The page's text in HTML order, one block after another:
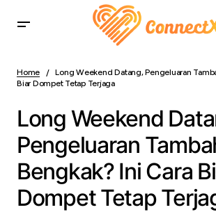
Ini Cara Biar Dompet Tetap Terjaga
Home
Long Weekend Datang, Pengeluaran
Biar Dompet Tetap Terjaga
Long Weekend
Pengeluaran
Bengkak? Ini Cara
Dompet Tetap